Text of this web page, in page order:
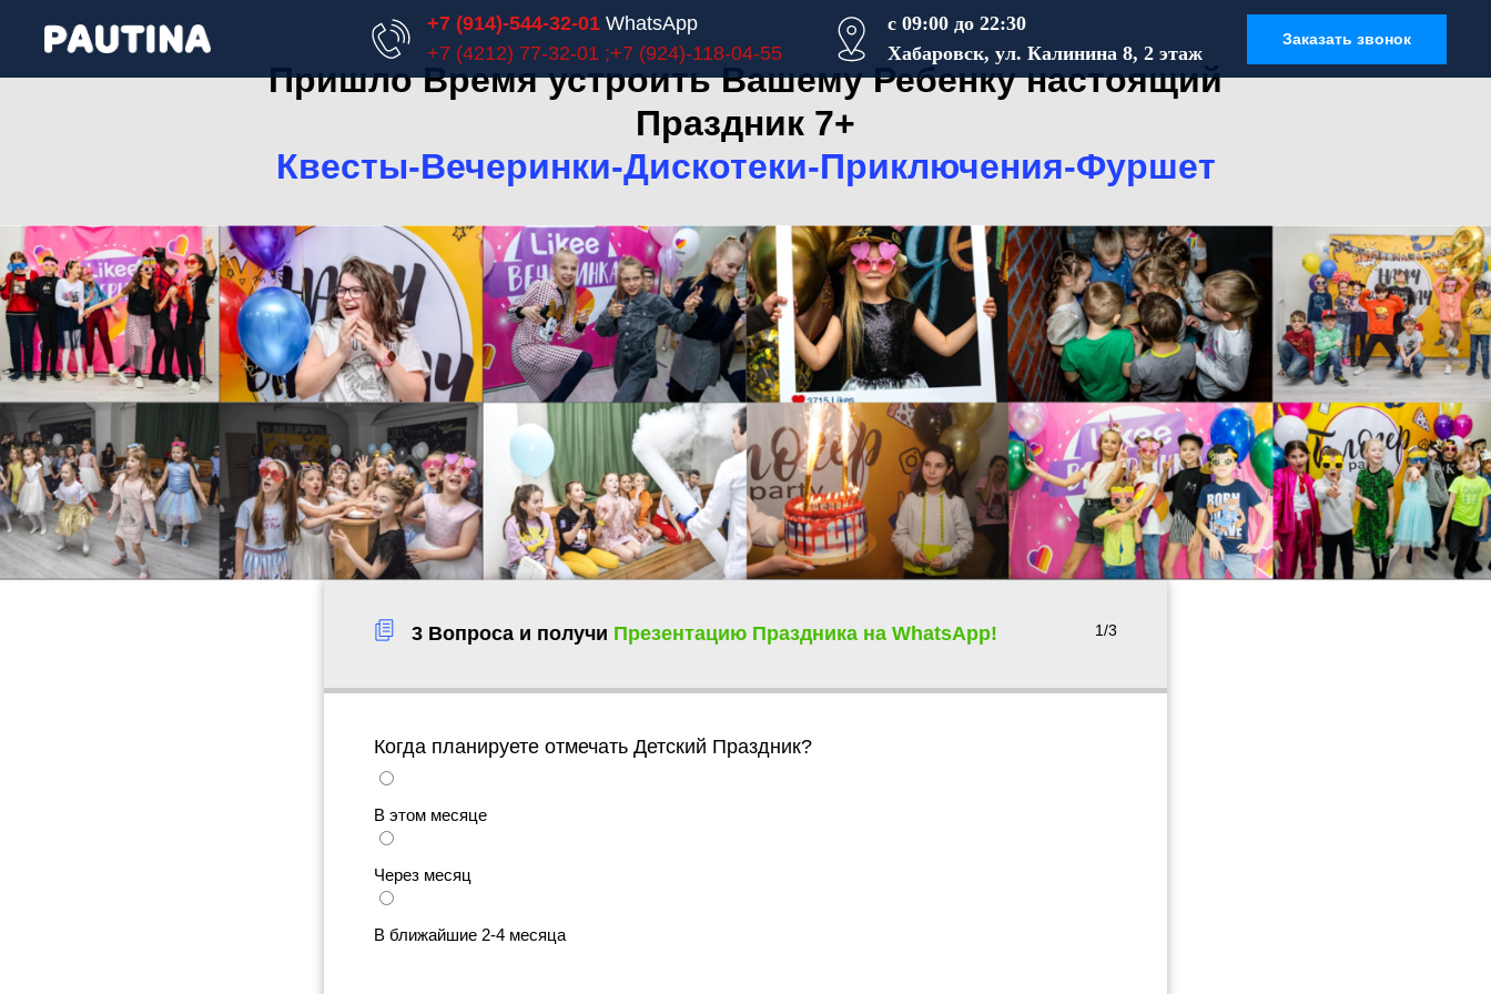
+7 (914)-544-32-01 WhatsApp
+7 (4212) 77-32-01 ;+7 (924)-118-04-55
с 09:00 до 22:30
Хабаровск, ул. Калинина 8, 2 этаж
Заказать звонок
Пришло Время устроить Вашему Ребенку настоящий
Праздник 7+
Квесты-Вечеринки-Дискотеки-Приключения-Фуршет
3 Вопроса и получи Презентацию Праздника на WhatsApp! 1/3
Когда планируете отмечать Детский Праздник?
В этом месяце
Через месяц
В ближайшие 2-4 месяца